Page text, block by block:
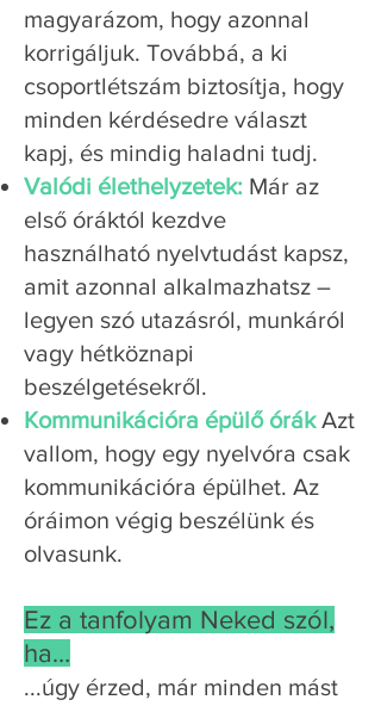
magyarázom, hogy azonnal
korrigáljuk. Továbbá, a ki
csoportlétszám biztosítja, hogy
minden kérdésedre választ
kapj, és mindig haladni tudj.
Valódi élethelyzetek: Már az
első óráktól kezdve
használható nyelvtudást kapsz,
amit azonnal alkalmazhatsz –
legyen szó utazásról, munkáról
vagy hétköznapi
beszélgetésekről.
Kommunikációra épülő órákAzt
vallom, hogy egy nyelvóra csak
kommunikációra épülhet. Az
óráimon végig beszélünk és
olvasunk.
Ez a tanfolyam Neked szól,
ha…
...úgy érzed, már minden mást